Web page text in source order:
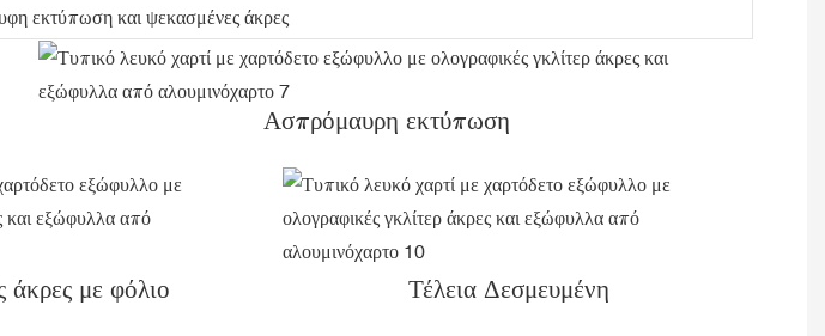
εκτύπωση και ψεκασμένες άκρες
Ασπρόμαυρη εκτύπωση
άκρες με φόλιο Τέλεια Δεσμευμένη